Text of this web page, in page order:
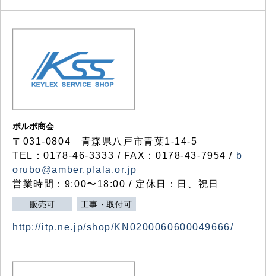
ボルボ商会
〒031-0804 青森県八戸市青葉1-14-5
TEL：0178-46-3333 / FAX：0178-43-7954 / b
orubo@amber.plala.or.jp
営業時間：9:00〜18:00 / 定休日：日、祝日
販売可 工事・取付可
http://itp.ne.jp/shop/KN0200060600049666/